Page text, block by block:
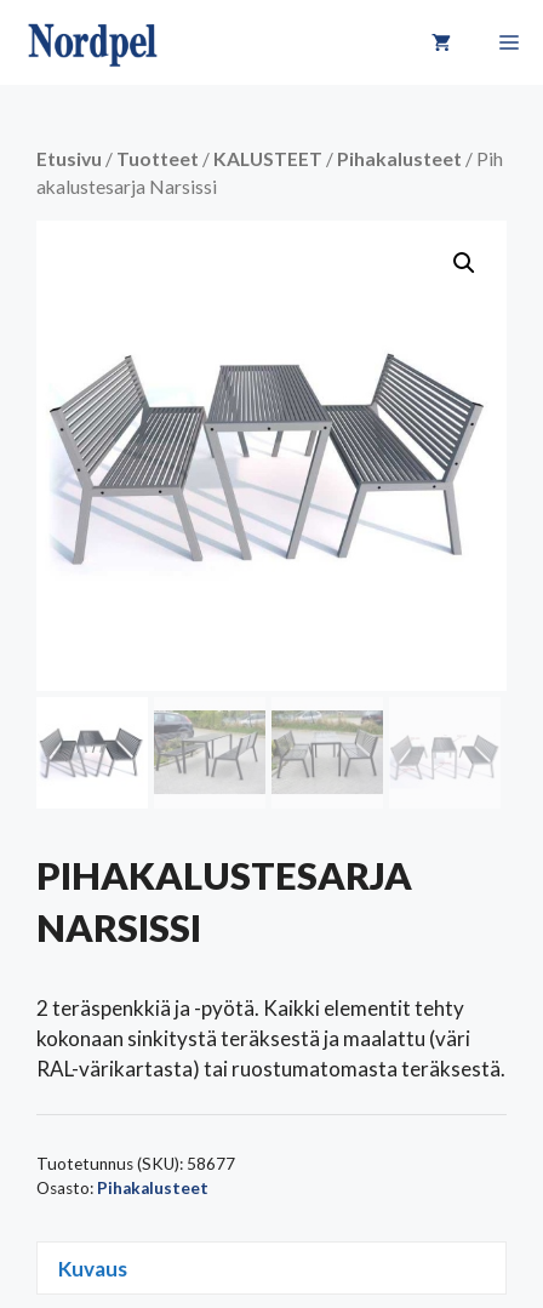
sisältöön
Etusivu / Tuotteet / KALUSTEET / Pihakalusteet / Pih
akalustesarja Narsissi
PIHAKALUSTESARJA
NARSISSI
2 teräspenkkiä ja -pyötä. Kaikki elementit tehty
kokonaan sinkitystä teräksestä ja maalattu (väri
RAL-värikartasta) tai ruostumatomasta teräksestä.
Tuotetunnus (SKU): 58677
Osasto: Pihakalusteet
Kuvaus